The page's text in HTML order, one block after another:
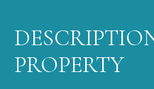
PROPERTY